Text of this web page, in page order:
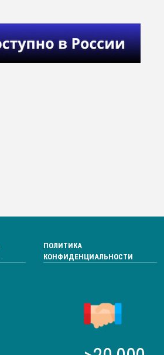
ПОЛИТИКА
КОНФИДЕНЦИАЛЬНОСТИ